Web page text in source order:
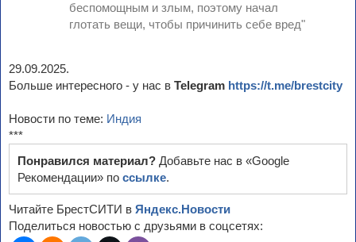
беспомощным и злым, поэтому начал
глотать вещи, чтобы причинить себе вред"
29.09.2025.
Больше интересного - у нас в Telegram https://t.me/brestcity
Новости по теме: Индия
***
Понравился материал? Добавьте нас в «Google
Рекомендации» по ссылке.
Читайте БрестСИТИ в Яндекс.Новости
Поделиться новостью с друзьями в соцсетях: